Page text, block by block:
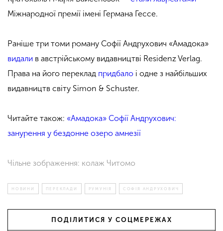
Міжнародної премії імені Германа Гессе.
Раніше три томи роману Софії Андрухович «Амадока»
видали в австрійському видавництві Residenz Verlag.
Права на його переклад придбало і одне з найбільших
видавництв світу Simon & Schuster.
Читайте також: «Амадока» Софії Андрухович:
занурення у бездонне озеро амнезії
Чільне зображення: колаж Читомо
НОВИНИ ПЕРЕКЛАДИ РУМУНІЯ СОФІЯ АНДРУХОВИЧ
ПОДІЛИТИСЯ У СОЦМЕРЕЖАХ